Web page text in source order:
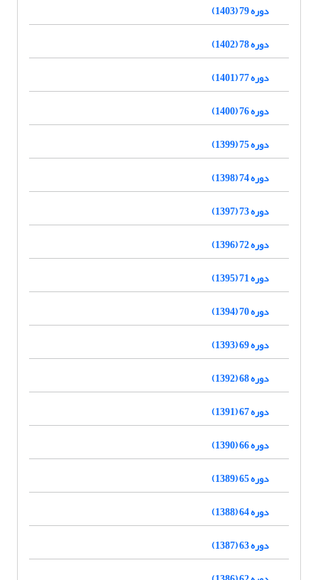
دوره 79 (1403)
دوره 78 (1402)
دوره 77 (1401)
دوره 76 (1400)
دوره 75 (1399)
دوره 74 (1398)
دوره 73 (1397)
دوره 72 (1396)
دوره 71 (1395)
دوره 70 (1394)
دوره 69 (1393)
دوره 68 (1392)
دوره 67 (1391)
دوره 66 (1390)
دوره 65 (1389)
دوره 64 (1388)
دوره 63 (1387)